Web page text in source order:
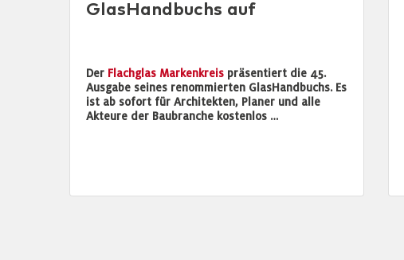
GlasHandbuchs auf
Der Flachglas Markenkreis präsentiert die 45.
Ausgabe seines renommierten GlasHandbuchs. Es
ist ab sofort für Architekten, Planer und alle
Akteure der Baubranche kostenlos …